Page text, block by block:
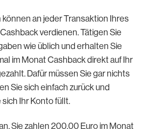
an jeder Transaktion Ihres
Cashback verdienen. Tätigen Sie
wie üblich und erhalten Sie
im Monat Cashback direkt auf Ihr
Dafür müssen Sie gar nichts
Sie sich einfach zurück und
sich Ihr Konto füllt.
Sie zahlen 200,00 Euro im Monat